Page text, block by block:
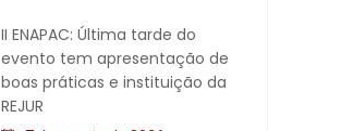
II ENAPAC: Última tarde do
evento tem apresentação de
boas práticas e instituição da
REJUR